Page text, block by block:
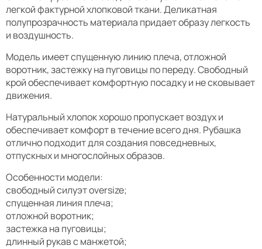
легкой фактурной хлопковой ткани. Деликатная
полупрозрачность материала придает образу легкость
и воздушность.
Модель имеет спущенную линию плеча, отложной
воротник, застежку на пуговицы по переду. Свободный
крой обеспечивает комфортную посадку и не сковывает
движения.
Натуральный хлопок хорошо пропускает воздух и
обеспечивает комфорт в течение всего дня. Рубашка
отлично подходит для создания повседневных,
отпускных и многослойных образов.
Особенности модели:
свободный силуэт oversize;
спущенная линия плеча;
отложной воротник;
застежка на пуговицы;
длинный рукав с манжетой;